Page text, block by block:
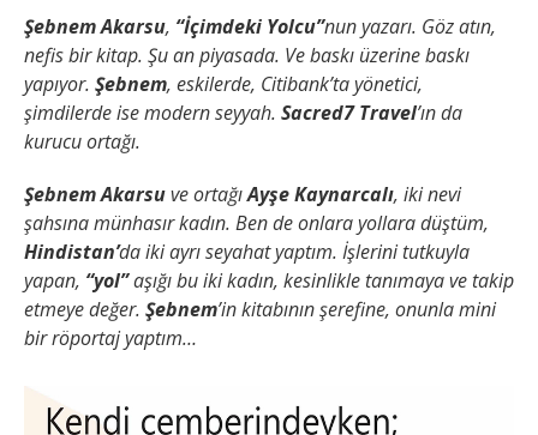
Şebnem Akarsu, “İçimdeki Yolcu”nun yazarı. Göz atın,
nefis bir kitap. Şu an piyasada. Ve baskı üzerine baskı
yapıyor. Şebnem, eskilerde, Citibank’ta yönetici,
şimdilerde ise modern seyyah. Sacred7 Travel’ın da
kurucu ortağı.
Şebnem Akarsuve ortağıAyşe Kaynarcalı, iki nevi
şahsına münhasır kadın. Ben de onlara yollara düştüm,
Hindistan’da iki ayrı seyahat yaptım. İşlerini tutkuyla
yapan, “yol”aşığı bu iki kadın, kesinlikle tanımaya ve takip
etmeye değer. Şebnem’in kitabının şerefine, onunla mini
bir röportaj yaptım…